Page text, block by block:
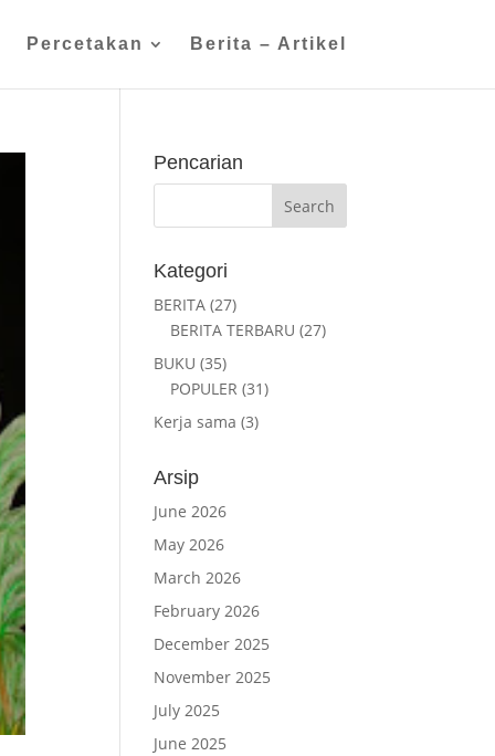
Percetakan Berita – Artikel
Pencarian
Kategori
BERITA (27)
BERITA TERBARU (27)
BUKU (35)
POPULER (31)
Kerja sama (3)
Arsip
June 2026
May 2026
March 2026
February 2026
December 2025
November 2025
July 2025
June 2025